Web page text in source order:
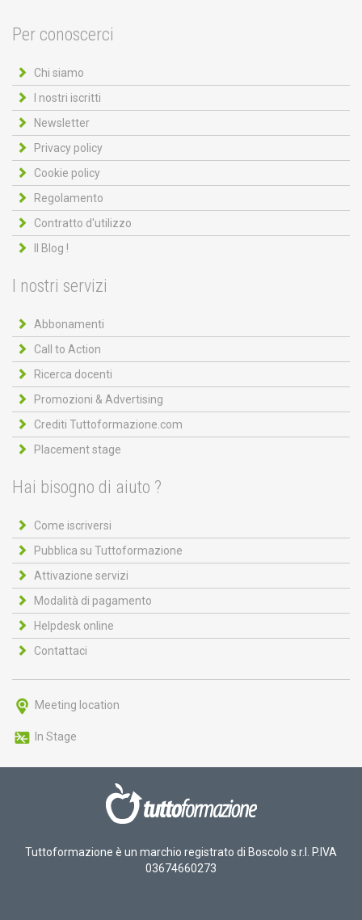
Per conoscerci
Chi siamo
I nostri iscritti
Newsletter
Privacy policy
Cookie policy
Regolamento
Contratto d'utilizzo
Il Blog !
I nostri servizi
Abbonamenti
Call to Action
Ricerca docenti
Promozioni & Advertising
Crediti Tuttoformazione.com
Placement stage
Hai bisogno di aiuto ?
Come iscriversi
Pubblica su Tuttoformazione
Attivazione servizi
Modalità di pagamento
Helpdesk online
Contattaci
Meeting location
In Stage
Tuttoformazione è un marchio registrato di Boscolo s.r.l. P.IVA
03674660273